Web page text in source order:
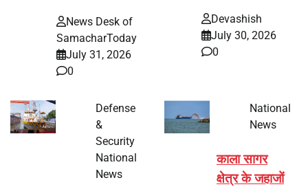
News Desk of
SamacharToday
July 31, 2026
0
Devashish
July 30, 2026
0
Defense
&
Security
National
News
National
News
काला सागर
क्षेत्र के जहाजों